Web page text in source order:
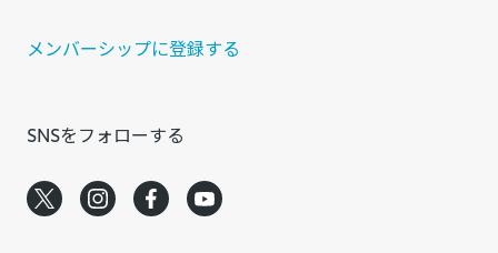
メンバーシップに登録する
SNSをフォローする